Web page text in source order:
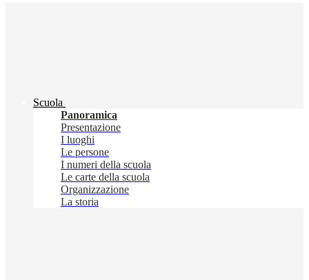
Scuola
Panoramica
Presentazione
I luoghi
Le persone
I numeri della scuola
Le carte della scuola
Organizzazione
La storia